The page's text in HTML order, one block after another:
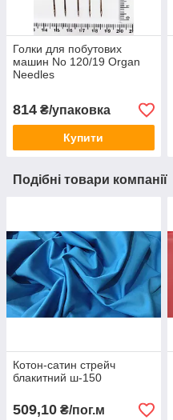
Голки для побутових
машин No 120/19 Organ
Needles
814 ₴/упаковка
Купити
Подібні товари компанії
Котон-сатин стрейч
блакитний ш-150
509,10 ₴/пог.м